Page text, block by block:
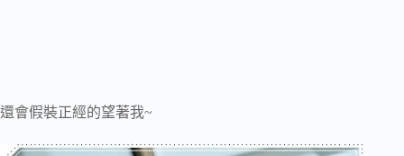
還會假裝正經的望著我~